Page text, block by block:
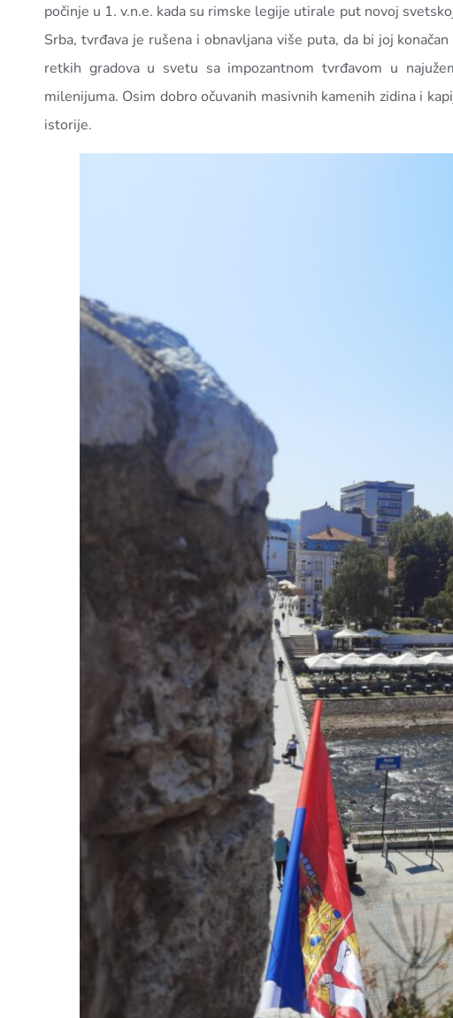
počinje u 1. v.n.e. kada su rimske legije utirale put novoj
Srba, tvrđava je rušena i obnavljana više puta, da bi joj
retkih gradova u svetu sa impozantnom tvrđavom u
milenijuma. Osim dobro očuvanih masivnih kamenih zidina i
istorije.